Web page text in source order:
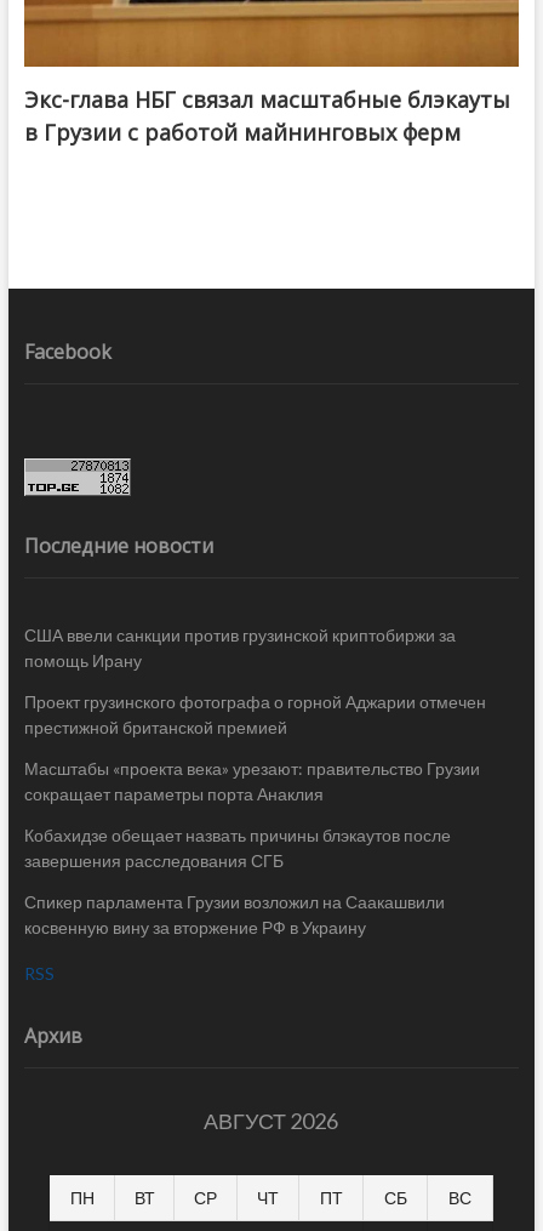
Экс-глава НБГ связал масштабные блэкауты
в Грузии с работой майнинговых ферм
Facebook
Последние новости
США ввели санкции против грузинской криптобиржи за
помощь Ирану
Проект грузинского фотографа о горной Аджарии отмечен
престижной британской премией
Масштабы «проекта века» урезают: правительство Грузии
сокращает параметры порта Анаклия
Кобахидзе обещает назвать причины блэкаутов после
завершения расследования СГБ
Спикер парламента Грузии возложил на Саакашвили
косвенную вину за вторжение РФ в Украину
RSS
Архив
АВГУСТ 2026
ПН ВТ СР ЧТ ПТ СБ ВС